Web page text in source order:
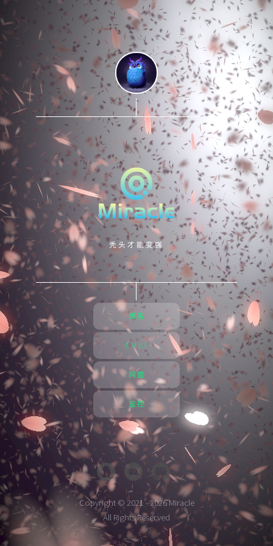
秃头才能变强
博客
EMBY
网盘
监控
Copyright © 2021 - 2026 Miracle
All Rights Reserved